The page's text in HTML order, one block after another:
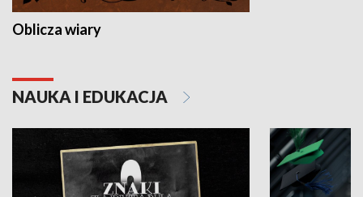
Oblicza wiary
NAUKA I EDUKACJA